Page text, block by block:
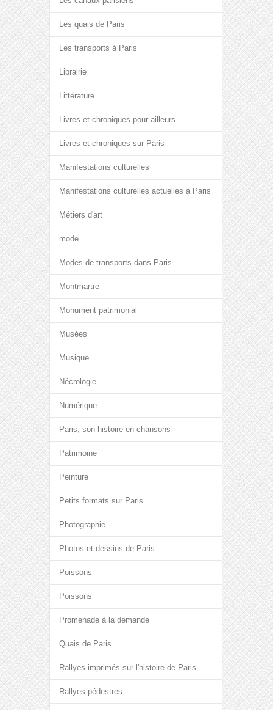
Les quais de Paris
Les transports à Paris
Librairie
Littérature
Livres et chroniques pour ailleurs
Livres et chroniques sur Paris
Manifestations culturelles
Manifestations culturelles actuelles à Paris
Métiers d'art
mode
Modes de transports dans Paris
Montmartre
Monument patrimonial
Musées
Musique
Nécrologie
Numérique
Paris, son histoire en chansons
Patrimoine
Peinture
Petits formats sur Paris
Photographie
Photos et dessins de Paris
Poissons
Poissons
Promenade à la demande
Quais de Paris
Rallyes imprimés sur l'histoire de Paris
Rallyes pédestres